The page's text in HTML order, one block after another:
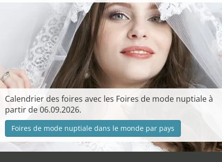
Calendrier des foires avec les Foires de mode nuptiale à
partir de 06.09.2026.
Foires de mode nuptiale dans le monde par pays